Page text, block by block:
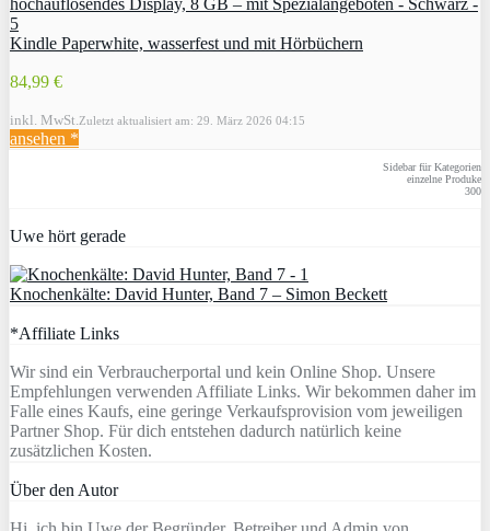
Kindle Paperwhite, wasserfest und mit Hörbüchern
84,99 €
inkl. MwSt. Zuletzt aktualisiert am: 29. März 2026 04:15
ansehen *
Sidebar für Kategorien
einzelne Produke
300
Uwe hört gerade
Knochenkälte: David Hunter, Band 7 – Simon Beckett
*Affiliate Links
Wir sind ein Verbraucherportal und kein Online Shop. Unsere
Empfehlungen verwenden Affiliate Links. Wir bekommen daher im
Falle eines Kaufs, eine geringe Verkaufsprovision vom jeweiligen
Partner Shop. Für dich entstehen dadurch natürlich keine
zusätzlichen Kosten.
Über den Autor